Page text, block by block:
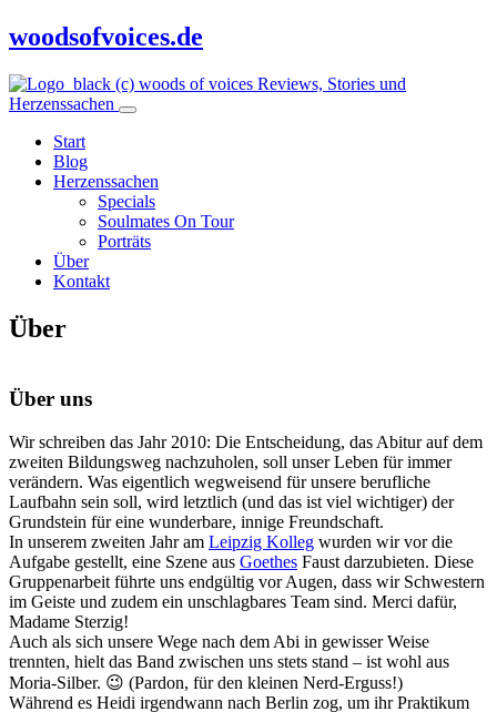
woodsofvoices.de
Reviews, Stories und
Herzenssachen
Start
Blog
Herzenssachen
Specials
Soulmates On Tour
Porträts
Über
Kontakt
Über
Über uns
Wir schreiben das Jahr 2010: Die Entscheidung, das Abitur auf dem
zweiten Bildungsweg nachzuholen, soll unser Leben für immer
verändern. Was eigentlich wegweisend für unsere berufliche
Laufbahn sein soll, wird letztlich (und das ist viel wichtiger) der
Grundstein für eine wunderbare, innige Freundschaft.
In unserem zweiten Jahr am Leipzig Kolleg wurden wir vor die
Aufgabe gestellt, eine Szene aus Goethes Faust darzubieten. Diese
Gruppenarbeit führte uns endgültig vor Augen, dass wir Schwestern
im Geiste und zudem ein unschlagbares Team sind. Merci dafür,
Madame Sterzig!
Auch als sich unsere Wege nach dem Abi in gewisser Weise
trennten, hielt das Band zwischen uns stets stand – ist wohl aus
Moria-Silber. 😉 (Pardon, für den kleinen Nerd-Erguss!)
Während es Heidi irgendwann nach Berlin zog, um ihr Praktikum